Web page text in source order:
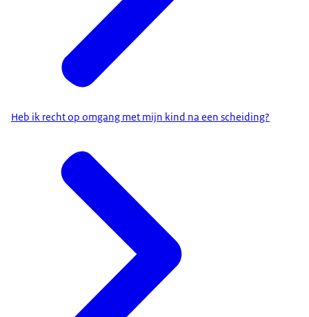
financieel verantwoordelijk voor uw kinderen
21 jaar. Verliest een ouder het gezag? Dan moet die
ouder blijven meebetalen aan de kosten voor uw
afspraken in het ouderschapsplan
Heb ik recht op omgang met mijn kind na een scheiding?